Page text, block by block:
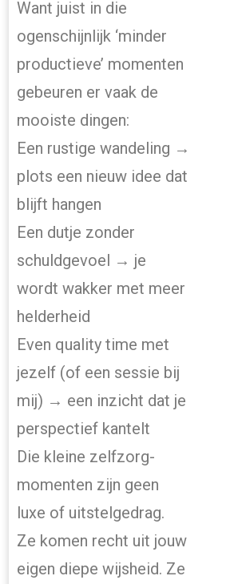
Want juist in die
ogenschijnlijk ‘minder
productieve’ momenten
gebeuren er vaak de
mooiste dingen:
Een rustige wandeling →
plots een nieuw idee dat
blijft hangen
Een dutje zonder
schuldgevoel → je
wordt wakker met meer
helderheid
Even quality time met
jezelf (of een sessie bij
mij) → een inzicht dat je
perspectief kantelt
Die kleine zelfzorg-
momenten zijn geen
luxe of uitstelgedrag.
Ze komen recht uit jouw
eigen diepe wijsheid. Ze